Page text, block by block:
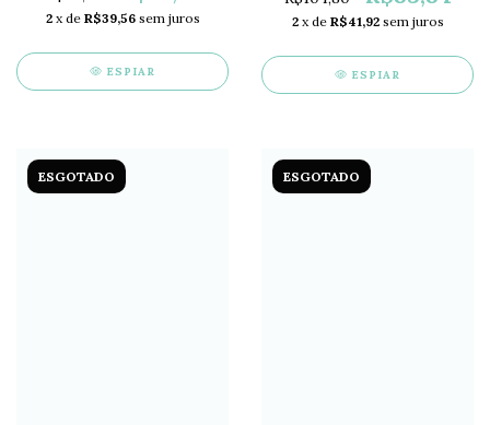
2 x de R$39,56 sem juros
ESPIAR
2 x de R$41,92 sem juros
ESPIAR
ESGOTADO ESGOTADO